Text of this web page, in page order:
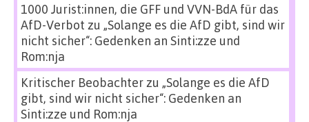
1000 Jurist:innen, die GFF und VVN-BdA für das
AfD-Verbot zu „Solange es die AfD gibt, sind wir
nicht sicher“: Gedenken an Sinti:zze und
Rom:nja
Kritischer Beobachterzu „Solange es die AfD
gibt, sind wir nicht sicher“: Gedenken an
Sinti:zze und Rom:nja